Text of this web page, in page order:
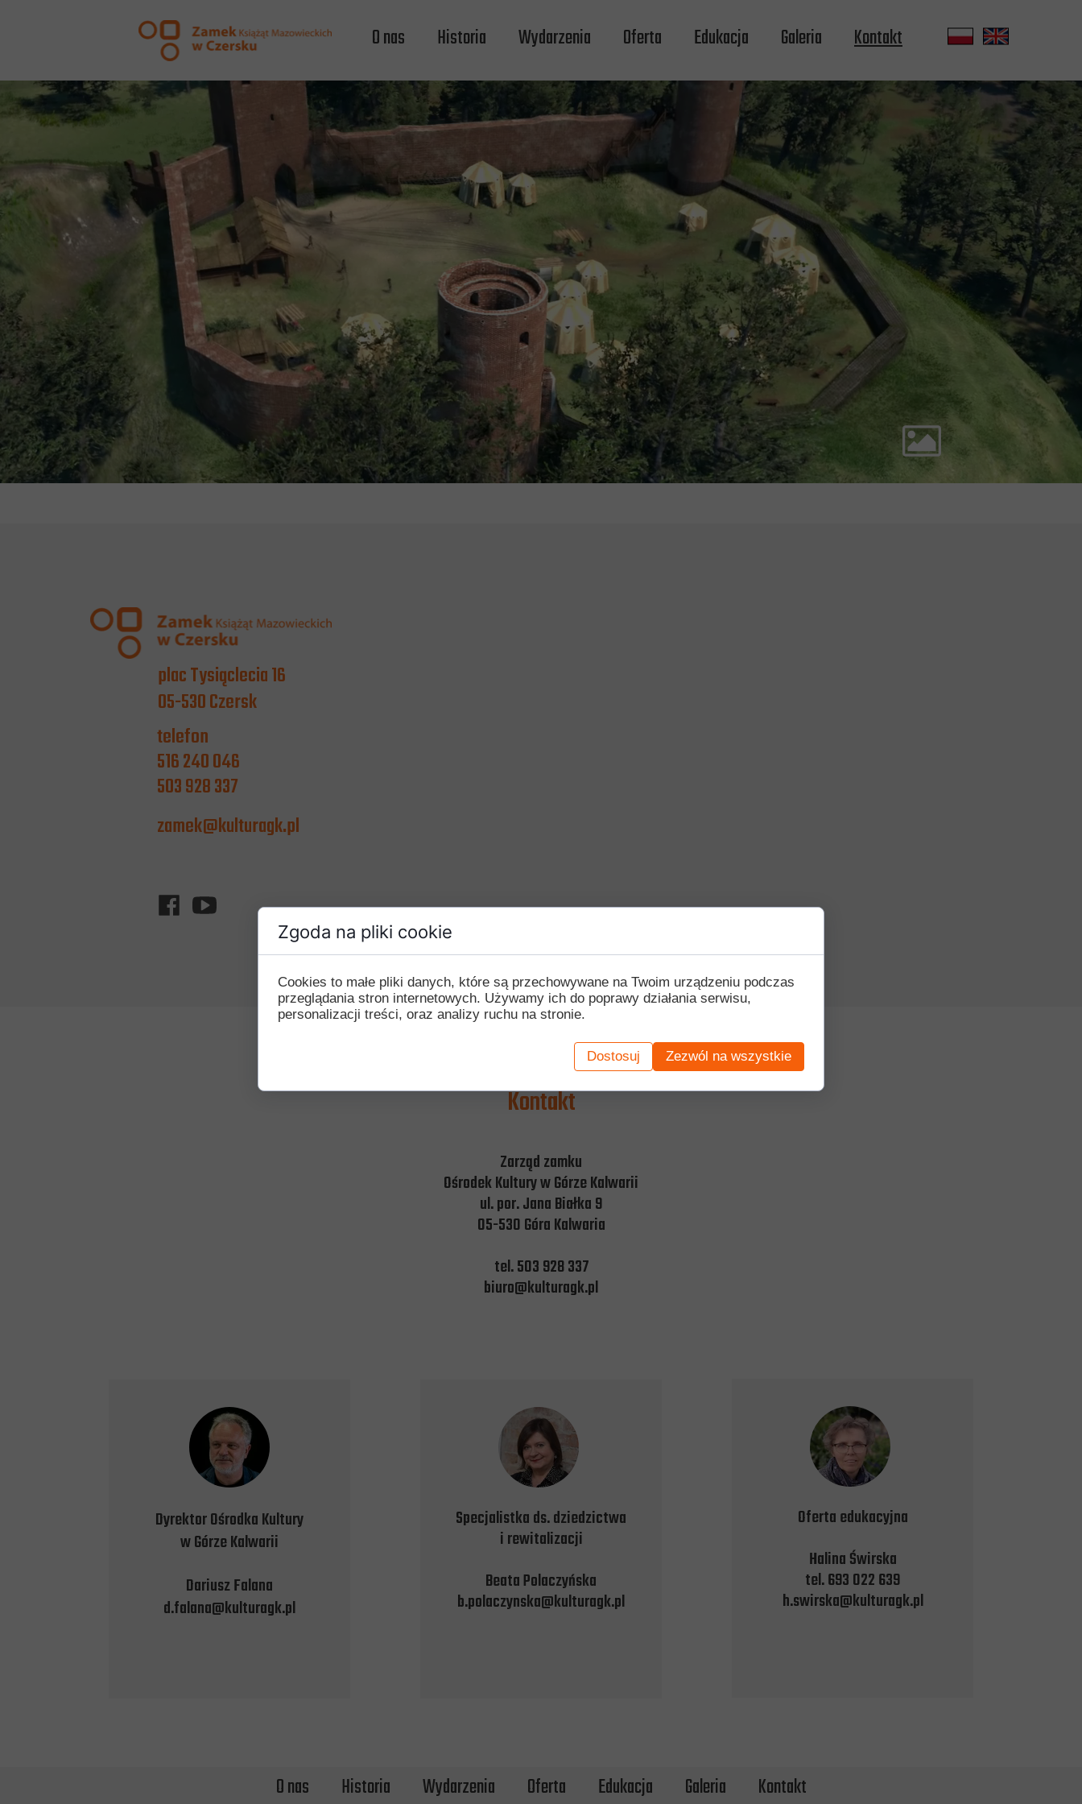
Zarząd zamku
Ośrodek Kultury w Górze Kalwarii
ul. por. Jana Białka 9
05-530 Góra Kalwaria
tel. 503 928 337
biuro@kulturagk.pl
Kontakt
Oferta edukacyjna
Halina Świrska
tel. 693 022 639
h.swirska@kulturagk.pl
Specjalistka ds. dziedzictwa
i rewitalizacji
Beata Polaczyńska
b.polaczynska@kulturagk.pl
Dyrektor Ośrodka Kultury
w Górze Kalwarii
Dariusz Falana
d.falana@kulturagk.pl
zamek@kulturagk.pl
telefon
516 240 046
503 928 337
plac Tysiąclecia 16
05-530 Czersk
O nas Historia Wydarzenia Oferta Edukacja Galeria Kontakt
O nas Historia Wydarzenia Oferta Edukacja Galeria Kontakt
Zgoda na pliki cookie
Cookies to małe pliki danych, które są przechowywane na Twoim urządzeniu podczas
przeglądania stron internetowych. Używamy ich do poprawy działania serwisu,
personalizacji treści, oraz analizy ruchu na stronie.
Dostosuj Zezwól na wszystkie